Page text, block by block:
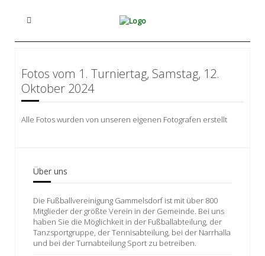
Fotos vom 1. Turniertag, Samstag, 12.
Oktober 2024
Alle Fotos wurden von unseren eigenen Fotografen erstellt
Über uns
Die Fußballvereinigung Gammelsdorf ist mit über 800
Mitglieder der größte Verein in der Gemeinde. Bei uns
haben Sie die Möglichkeit in der Fußballabteilung, der
Tanzsportgruppe, der Tennisabteilung, bei der Narrhalla
und bei der Turnabteilung Sport zu betreiben.